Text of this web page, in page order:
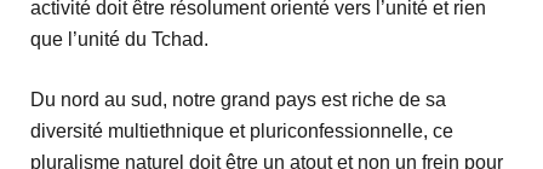
activité doit être résolument orienté vers l’unité et rien
que l’unité du Tchad.
Du nord au sud, notre grand pays est riche de sa
diversité multiethnique et pluriconfessionnelle, ce
pluralisme naturel doit être un atout et non un frein pour